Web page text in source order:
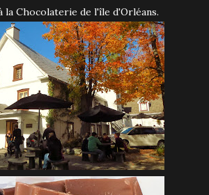
Chocolaterie de l'île d'Orléans.